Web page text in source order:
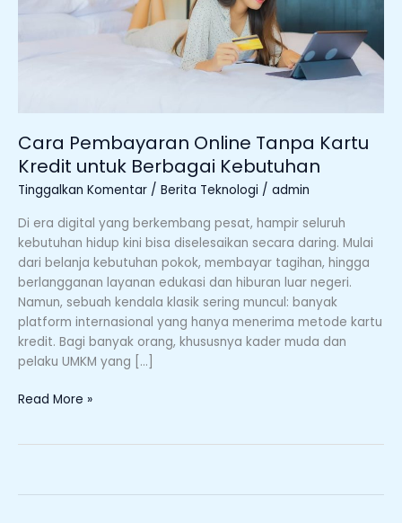
Cara Pembayaran Online Tanpa Kartu
Kredit untuk Berbagai Kebutuhan
Tinggalkan Komentar / Berita Teknologi / admin
Di era digital yang berkembang pesat, hampir seluruh
kebutuhan hidup kini bisa diselesaikan secara daring. Mulai
dari belanja kebutuhan pokok, membayar tagihan, hingga
berlangganan layanan edukasi dan hiburan luar negeri.
Namun, sebuah kendala klasik sering muncul: banyak
platform internasional yang hanya menerima metode kartu
kredit. Bagi banyak orang, khususnya kader muda dan
pelaku UMKM yang […]
Berbagai
Read More »